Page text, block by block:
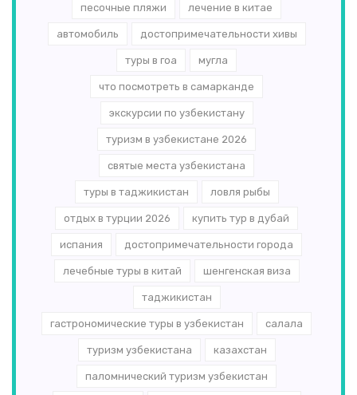
песочные пляжи лечение в китае
автомобиль достопримечательности хивы
туры в гоа мугла
что посмотреть в самарканде
экскурсии по узбекистану
туризм в узбекистане 2026
святые места узбекистана
туры в таджикистан ловля рыбы
отдых в турции 2026 купить тур в дубай
испания достопримечательности города
лечебные туры в китай шенгенская виза
таджикистан
гастрономические туры в узбекистан салала
туризм узбекистана казахстан
паломнический туризм узбекистан